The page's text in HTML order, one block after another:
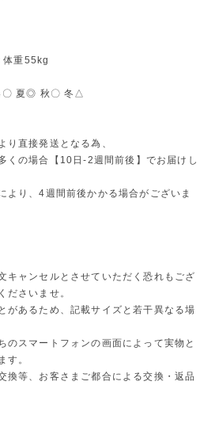
体重55kg
〇 夏◎ 秋〇 冬△
り直接発送となる為、
くの場合【10日-2週間前後】でお届けし
り、4週間前後かかる場合がございま
キャンセルとさせていただく恐れもござ
ださいませ。
があるため、記載サイズと若干異なる場
のスマートフォンの画面によって実物と
す。
換等、お客さまご都合による交換・返品